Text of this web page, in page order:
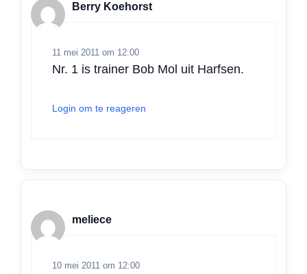
Berry Koehorst
11 mei 2011 om 12:00
Nr. 1 is trainer Bob Mol uit Harfsen.
Login om te reageren
meliece
10 mei 2011 om 12:00